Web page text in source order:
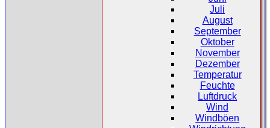
Juli
August
September
Oktober
November
Dezember
Temperatur
Feuchte
Luftdruck
Wind
Windböen